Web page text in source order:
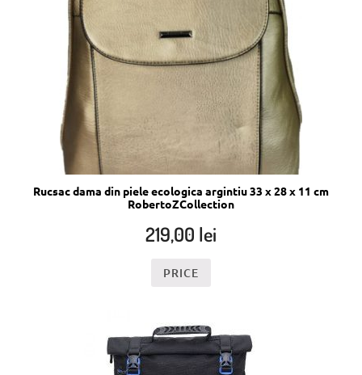
Rucsac dama din piele ecologica argintiu 33 x 28 x 11 cm
RobertoZCollection
219,00 lei
PRICE